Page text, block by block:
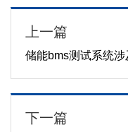
上一篇
储能bms测试系统
下一篇